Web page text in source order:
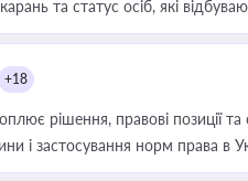
та статус осіб, які
+18
рішення, правові позиції
і застосування норм права в